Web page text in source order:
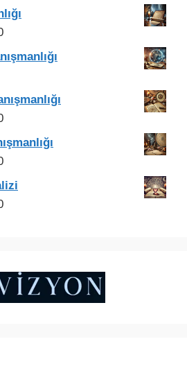
andaki
fiyat:
Şu
Şu
fiyat:
Şu
andaki
fiyat:
Şu